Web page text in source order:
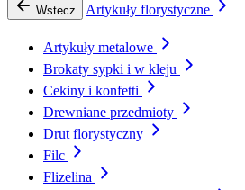
Wstecz Artykuły florystyczne
Artykuły metalowe
Brokaty sypki i w kleju
Cekiny i konfetti
Drewniane przedmioty
Drut florystyczny
Filc
Flizelina